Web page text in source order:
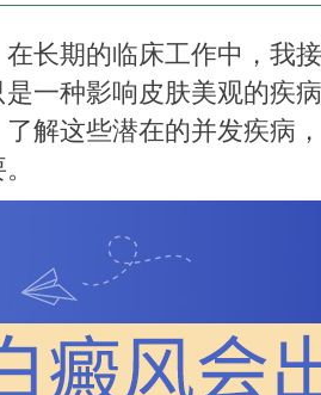
期的临床工作中，我接
一种影响皮肤美观的疾
解这些潜在的并发疾病